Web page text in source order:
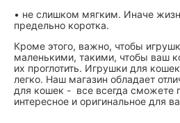
• не слишком мягким. Иначе
предельно коротка.
Кроме этого, важно, чтобы
маленькими, такими, чтобы ваш
их проглотить. Игрушки для
легко. Наш магазин обладает
для кошек - все всегда сможете
интересное и оригинальное для